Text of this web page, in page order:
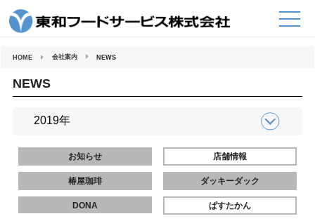
HOME 会社案内 NEWS
NEWS
お知らせ 店舗情報
椿屋珈琲 ダッキーダック
DONA ぱすたかん